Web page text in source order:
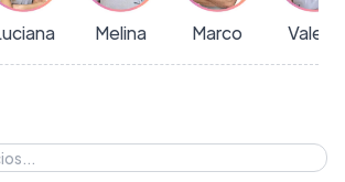
Melina Marco Valeria